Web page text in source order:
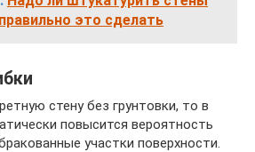
это сделать
стену без грунтовки, то в
повысится вероятность
участки поверхности.